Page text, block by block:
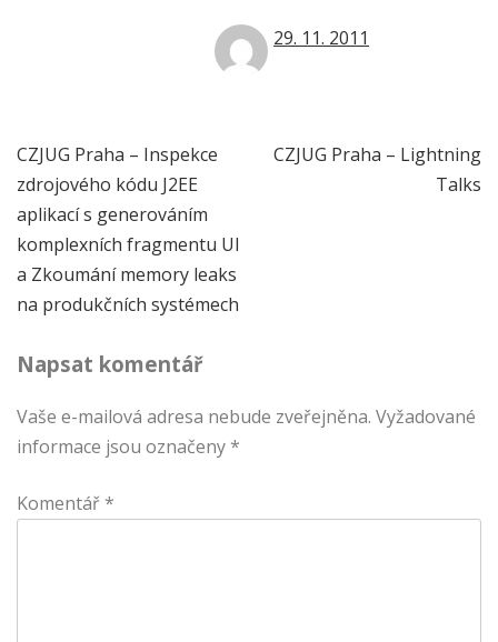
29. 11. 2011
Navigace
pro
příspěvek
CZJUG Praha – Inspekce
zdrojového kódu J2EE
aplikací s generováním
komplexních fragmentu UI
a Zkoumání memory leaks
na produkčních systémech
CZJUG Praha – Lightning
Talks
Napsat komentář
Vaše e-mailová adresa nebude zveřejněna. Vyžadované
informace jsou označeny *
Komentář *